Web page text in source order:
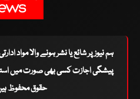
ہم نیوز پر شائع یا نشر ہونے والا مواد
پیشگی اجازت کسی بھی صورت میں
حقوق محفوظ ہیں